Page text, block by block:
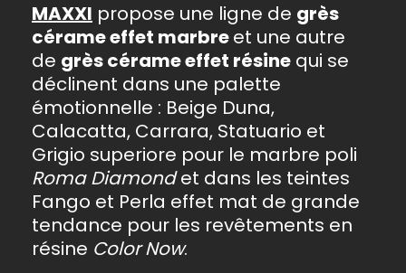
MAXXI propose une ligne de grès
cérame effet marbreet une autre
de grès cérame effet résine qui se
déclinent dans une palette
émotionnelle : Beige Duna,
Calacatta, Carrara, Statuario et
Grigio superiore pour le marbre poli
Roma Diamondet dans les teintes
Fango et Perla effet mat de grande
tendance pour les revêtements en
résine Color Now.